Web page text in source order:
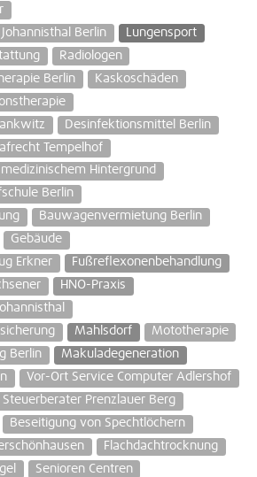
Berlin
Lungensport
Radiologen
Berlin
Kaskoschäden
Desinfektionsmittel Berlin
Tempelhof
Hintergrund
Berlin
Bauwagenvermietung Berlin
Gebäude
Erkner
Fußreflexonenbehandlung
HNO-Praxis
Mahlsdorf
Mototherapie
Berlin
Makuladegeneration
Vor-Ort Service Computer Adlershof
Steuerberater Prenzlauer Berg
Beseitigung von Spechtlöchern
Flachdachtrocknung
Senioren Centren